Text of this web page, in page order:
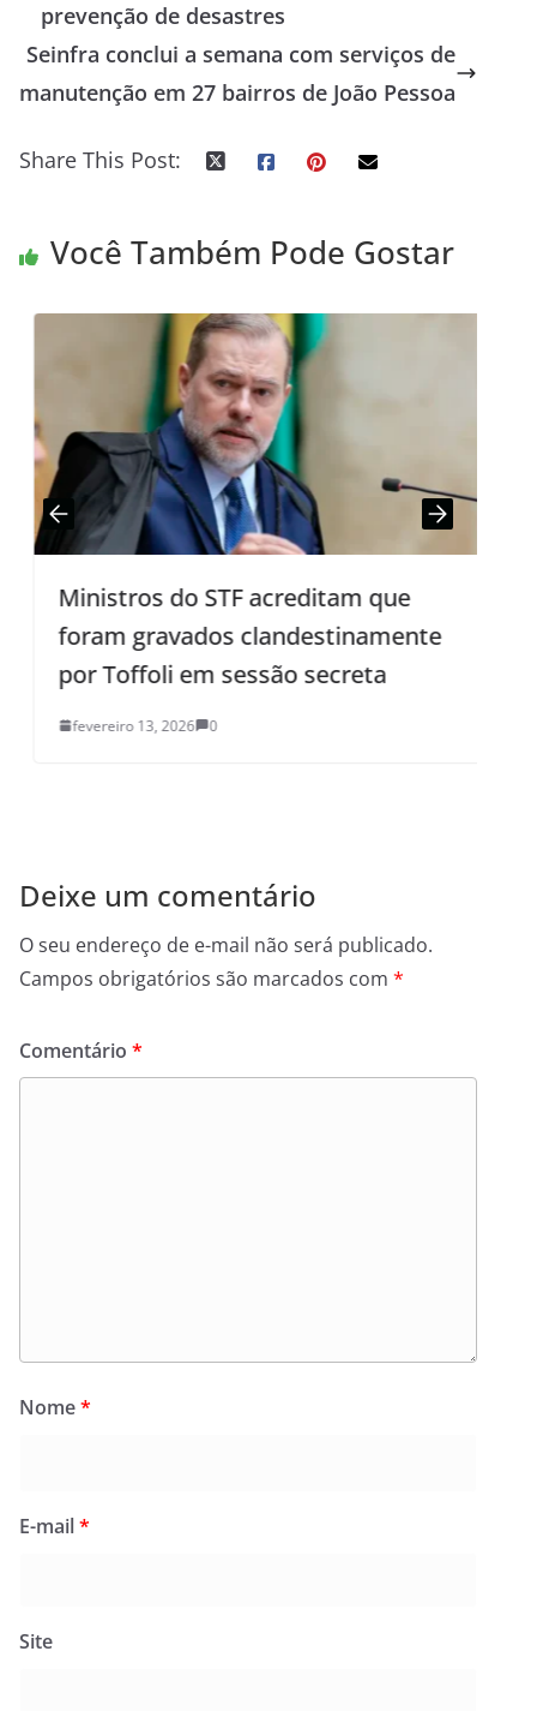
prevenção de desastres
Seinfra conclui a semana com serviços de
manutenção em 27 bairros de João Pessoa
Share This Post:
Você Também Pode Gostar
Ministros do STF acreditam que
foram gravados clandestinamente
por Toffoli em sessão secreta
fevereiro 13, 2026 0
Deixe um comentário
O seu endereço de e-mail não será publicado.
Campos obrigatórios são marcados com *
Comentário *
Nome*
E-mail*
Site